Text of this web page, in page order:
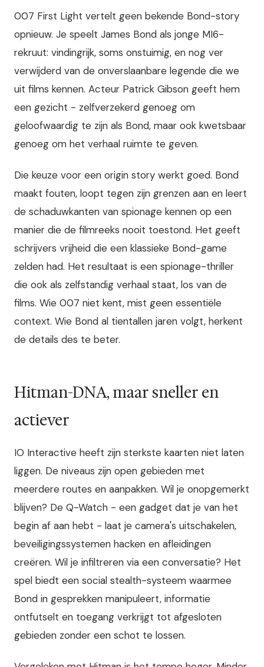
007 First Light vertelt geen bekende Bond-story
opnieuw. Je speelt James Bond als jonge MI6-
rekruut: vindingrijk, soms onstuimig, en nog ver
verwijderd van de onverslaanbare legende die we
uit films kennen. Acteur Patrick Gibson geeft hem
een gezicht - zelfverzekerd genoeg om
geloofwaardig te zijn als Bond, maar ook kwetsbaar
genoeg om het verhaal ruimte te geven.
Die keuze voor een origin story werkt goed. Bond
maakt fouten, loopt tegen zijn grenzen aan en leert
de schaduwkanten van spionage kennen op een
manier die de filmreeks nooit toestond. Het geeft
schrijvers vrijheid die een klassieke Bond-game
zelden had. Het resultaat is een spionage-thriller
die ook als zelfstandig verhaal staat, los van de
films. Wie 007 niet kent, mist geen essentiële
context. Wie Bond al tientallen jaren volgt, herkent
de details des te beter.
Hitman-DNA, maar sneller en
actiever
IO Interactive heeft zijn sterkste kaarten niet laten
liggen. De niveaus zijn open gebieden met
meerdere routes en aanpakken. Wil je onopgemerkt
blijven? De Q-Watch - een gadget dat je van het
begin af aan hebt - laat je camera's uitschakelen,
beveiligingssystemen hacken en afleidingen
creëren. Wil je infiltreren via een conversatie? Het
spel biedt een social stealth-systeem waarmee
Bond in gesprekken manipuleert, informatie
ontfutselt en toegang verkrijgt tot afgesloten
gebieden zonder een schot te lossen.